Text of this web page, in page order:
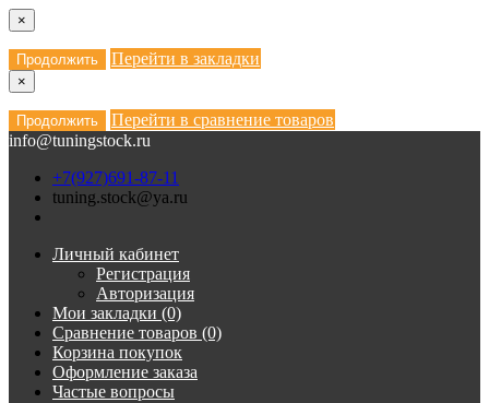
×
Продолжить Перейти в закладки
×
Продолжить
Перейти в сравнение товаров
info@tuningstock.ru
+7(927)691-87-11
tuning.stock@ya.ru
Личный кабинет
Регистрация
Авторизация
Мои закладки (0)
Сравнение товаров (0)
Корзина покупок
Оформление заказа
Частые вопросы